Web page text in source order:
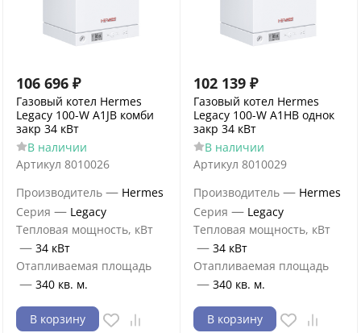
106 696 ₽
Газовый котел Hermes
Legacy 100-W A1JB комби
закр 34 кВт
В наличии
Артикул 8010026
Производитель — Hermes
Серия — Legacy
Тепловая мощность, кВт
— 34 кВт
Отапливаемая площадь
— 340 кв. м.
В корзину
102 139 ₽
Газовый котел Hermes
Legacy 100-W A1HB однок
закр 34 кВт
В наличии
Артикул 8010029
Производитель — Hermes
Серия — Legacy
Тепловая мощность, кВт
— 34 кВт
Отапливаемая площадь
— 340 кв. м.
В корзину